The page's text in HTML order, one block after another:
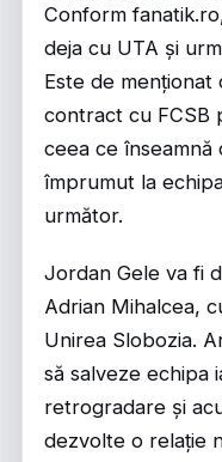
Conform
deja cu UTA și
Este de
contract cu FCSB
ceea ce
împrumut la
următor.
Jordan Gele va fi
Adrian Mihalcea,
Unirea Slobozia.
să salveze echipa
retrogradare și
dezvolte o relație